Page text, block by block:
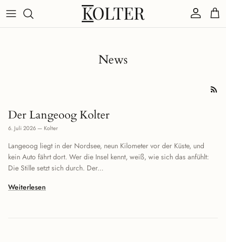
Konto
News
Der Langeoog Kolter
6. Juli 2026— Kolter
Langeoog liegt in der Nordsee, neun Kilometer vor der Küste, und
kein Auto fährt dort. Wer die Insel kennt, weiß, wie sich das anfühlt:
Die Stille setzt sich durch. Der...
Weiterlesen